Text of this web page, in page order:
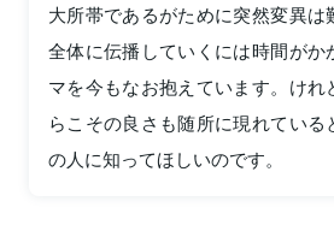
大所帯であるがために突然変異は
全体に伝播していくには時間がか
マを今もなお抱えています。け
らこその良さも随所に現れている
の人に知ってほしいのです。